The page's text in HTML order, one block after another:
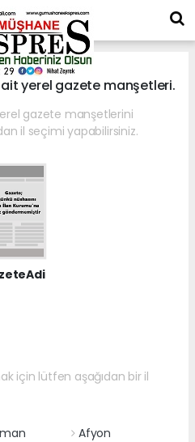
yerel gazete manşetleri.
gazete manşetlerini
il seçimi yapabilirsiniz.
için lütfen aşağıdan bir il
Afyon